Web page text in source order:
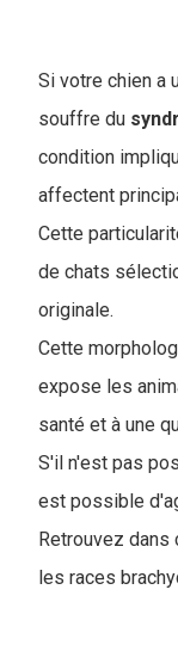
Si votre chien a
souffre du
condition
affectent
Cette
de chats
originale.
Cette
expose les
santé et à une
S'il n'est pas
est possible
Retrouvez dans
les races